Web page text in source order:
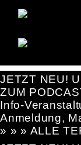
JETZT NEU!
ZUM
Info-
Anmeldung,
» » » ALLE